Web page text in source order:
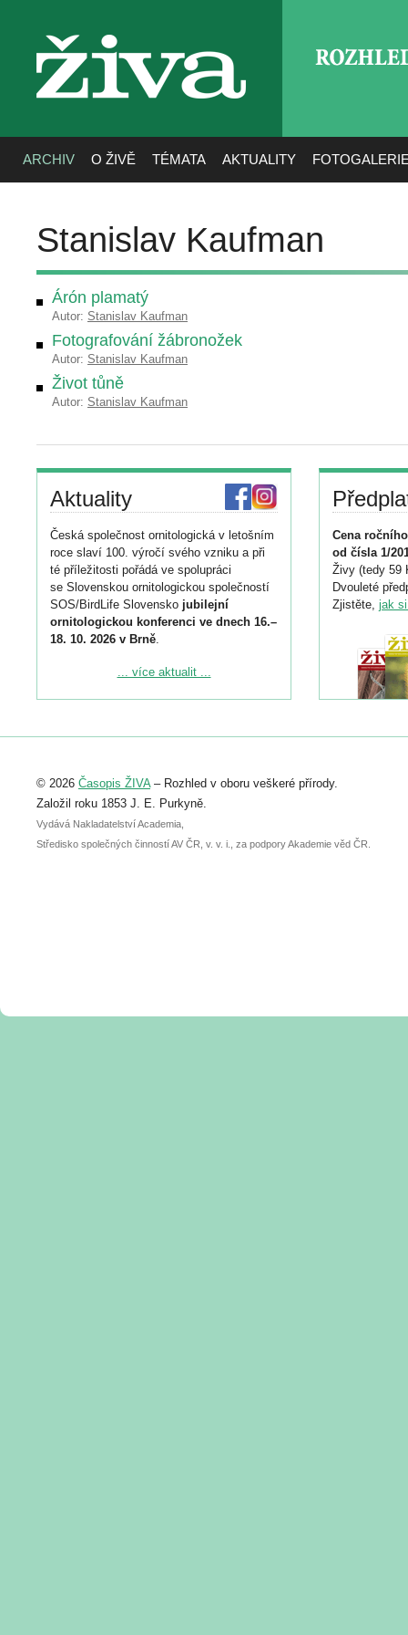
živa
ARCHIV O ŽIVĚ TÉMATA AKTUALITY
Stanislav Kaufman
Árón plamatý
Autor: Stanislav Kaufman
Fotografování žábronožek
Autor: Stanislav Kaufman
Život tůně
Autor: Stanislav Kaufman
Aktuality
Česká společnost ornitologická v letošním
roce slaví 100. výročí svého vzniku a při
té příležitosti pořádá ve spolupráci
se Slovenskou ornitologickou společností
SOS/BirdLife Slovensko jubilejní
ornitologickou konferenci ve dnech 16.–
18. 10. 2026 v Brně.
Podrobnější informace ke konferenci
Registrovat se můžete do 6. září.
abstraktu přihlášené přednášky nebo
posteru je už 30. června.
... více aktualit ...
Cena
od čísla 1/
Živy (tedy 59
Dvouleté
Zjistěte, jak
© 2026 Časopis ŽIVA– Rozhled v oboru veškeré přírody.
Založil roku 1853 J. E. Purkyně.
Vydává Nakladatelství Academia,
Středisko společných činností AV ČR, v. v. i., za podpory Akademie věd ČR.